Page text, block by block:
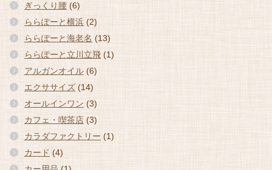
ぎっくり腰 (6)
ららぽーと横浜 (2)
ららぽーと海老名 (13)
ららぽーと立川立飛 (1)
アルガンオイル (6)
エクササイズ (14)
オールインワン (3)
カフェ・喫茶店 (3)
カラダファクトリー (1)
カード (4)